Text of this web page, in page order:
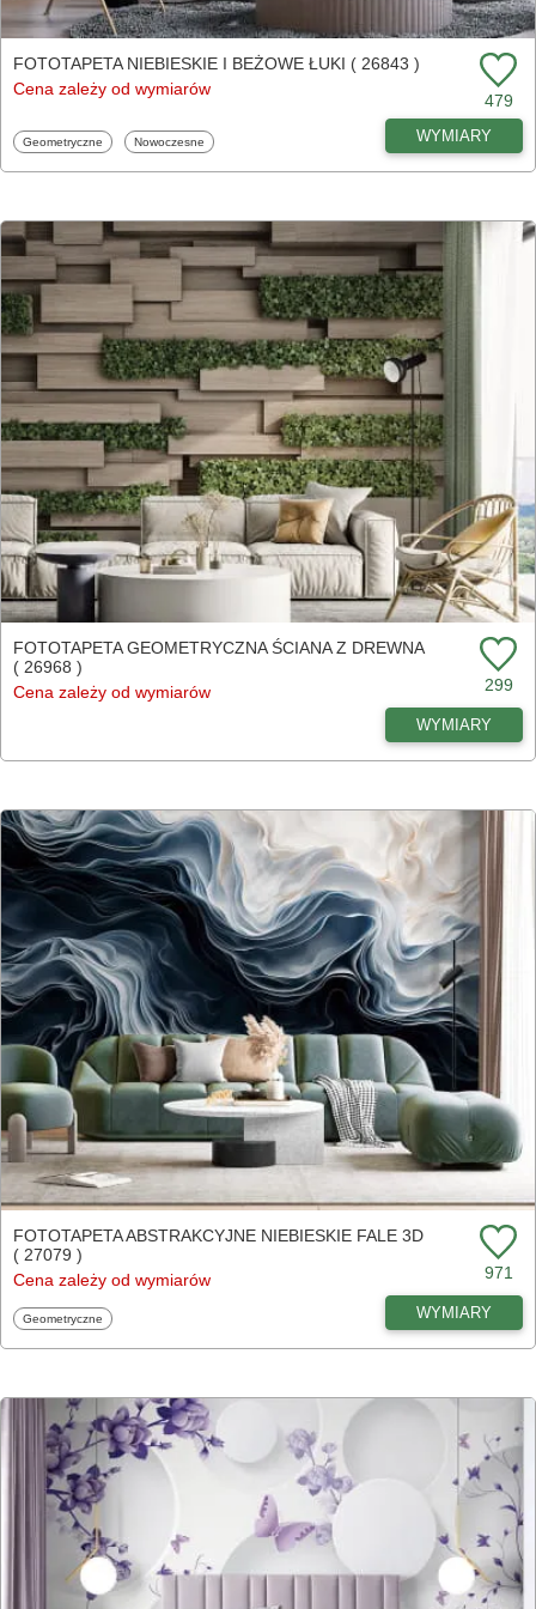
FOTOTAPETA NIEBIESKIE I BEŻOWE ŁUKI ( 26843 )
Cena zależy od wymiarów
479
Fototapety
Geometryczne Fototapety
Nowoczesne WYMIARY
FOTOTAPETA GEOMETRYCZNA ŚCIANA Z DREWNA
( 26968 )
Cena zależy od wymiarów
299
WYMIARY
FOTOTAPETA ABSTRAKCYJNE NIEBIESKIE FALE 3D
( 27079 )
Cena zależy od wymiarów
971
Fototapety
Geometryczne WYMIARY